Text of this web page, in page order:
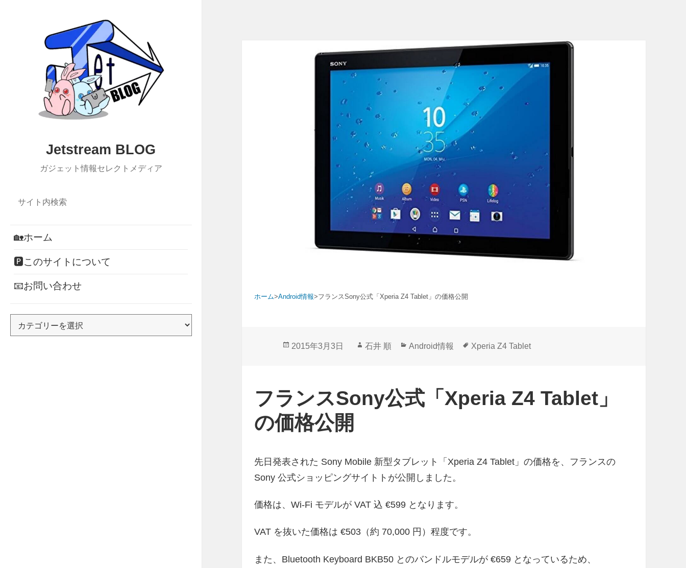
Jetstream BLOG
ガジェット情報セレクトメディア
🏡ホーム
🅿このサイトについて
📧お問い合わせ
ホーム>Android情報>フランスSony公式「Xperia Z4 Tablet」の価格公開
投
2015年3月3日
作
石井 順
カ
リ
ー
Android情報
タ
Xperia Z4 Tablet
フランスSony公式「Xperia Z4 Tablet」
の価格公開
先日発表された Sony Mobile 新型タブレット「Xperia Z4 Tablet」の価格を、フランスの
Sony 公式ショッピングサイトトが公開しました。
価格は、Wi-Fi モデルが VAT 込 €599 となります。
VAT を抜いた価格は €503（約 70,000 円）程度です。
また、Bluetooth Keyboard BKB50 とのバンドルモデルが €659 となっているため、